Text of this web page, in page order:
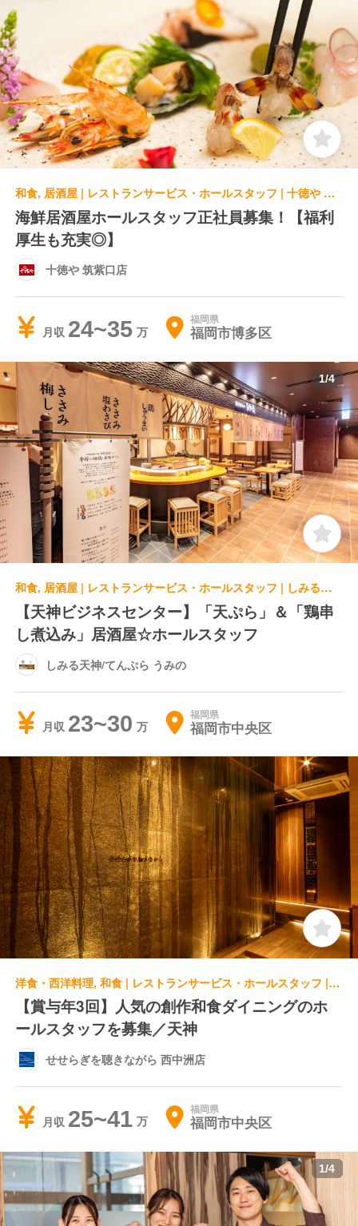
和食, 居酒屋 | レストランサービス・ホールスタッフ | 十徳や 筑紫口店
海鮮居酒屋ホールスタッフ正社員募集！【福利
厚生も充実◎】
十徳や 筑紫口店
月収 24~35 福岡県
福岡市博多区
1/4
和食, 居酒屋 | レストランサービス・ホールスタッフ | しみる天神/てんぷら うみの
【天神ビジネスセンター】「天ぷら」＆「鶏串
し煮込み」居酒屋☆ホールスタッフ
しみる天神/てんぷら うみの
月収 23~30 福岡県
福岡市中央区
洋食・西洋料理, 和食 | レストランサービス・ホールスタッフ | せせらぎを聴きながら 西中洲店
【賞与年3回】人気の創作和食ダイニングのホ
ールスタッフを募集／天神
せせらぎを聴きながら 西中洲店
月収 25~41 福岡県
福岡市中央区
1/4